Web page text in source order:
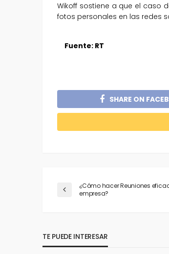
Wikoff sostiene a que el caso
fotos personales en las redes
Fuente: RT
SHARE ON
¿Cómo hacer Reuniones
empresa?
TE PUEDE INTERESAR